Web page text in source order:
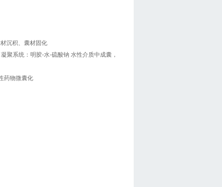
沉积、囊材固化
系统：明胶-水-硫酸钠 水性介质中成囊，
药物微囊化